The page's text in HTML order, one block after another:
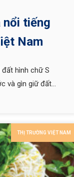
nổi tiếng
Nam
hình chữ S
và gìn giữ đất
dựng nước và
thi ca, sử sách.
THỊ TRƯỜNG VIỆT NAM